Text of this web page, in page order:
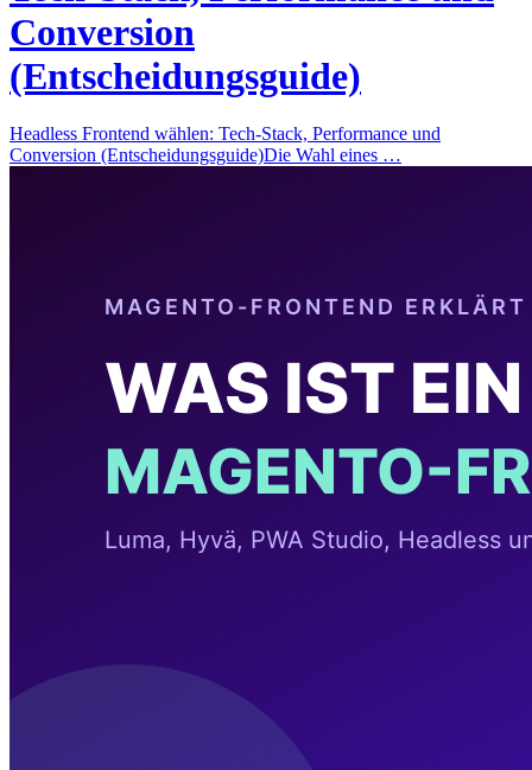
Conversion
(Entscheidungsguide)
Headless Frontend wählen: Tech-Stack, Performance und
Conversion (Entscheidungsguide)Die Wahl eines …